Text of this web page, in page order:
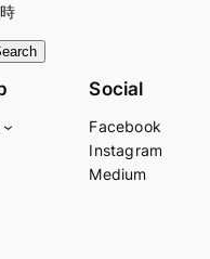
Social
Facebook
Instagram
Medium